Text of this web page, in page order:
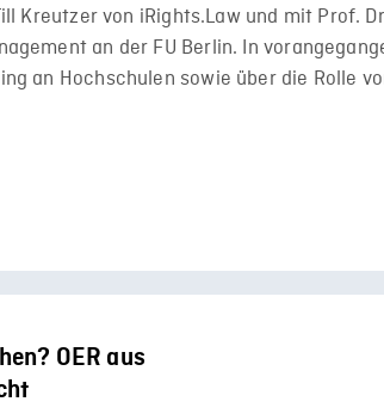
Kreutzer von iRights.Law und mit Prof.
an der FU Berlin. In
an Hochschulen sowie über die Rolle
OER aus